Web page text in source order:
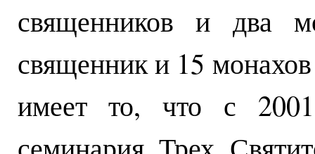
священников и два
священник и 15
имеет то, что с